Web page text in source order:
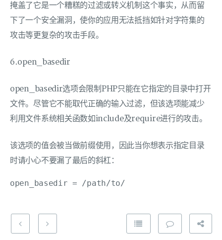
掩盖了它是一个糟糕的过滤或转义机制这个事实，从而留
下了一个安全漏洞，使你的应用无法抵挡如针对字符集的
攻击等更复杂的攻击手段。
6.open_basedir
open_basedir选项会限制PHP只能在它指定的目录中打开
文件。尽管它不能取代正确的输入过滤，但该选项能减少
利用文件系统相关函数如include及require进行的攻击。
该选项的值会被当做前缀使用，因此当你想表示指定目录
时请小心不要漏了最后的斜杠：